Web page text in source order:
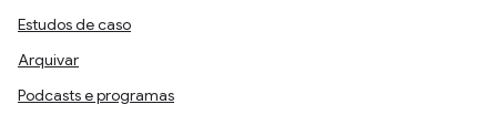
Estudos de caso
Arquivar
Podcasts e programas